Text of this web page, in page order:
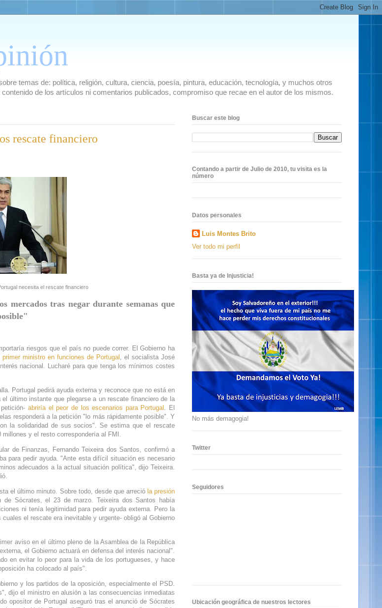
temas de: política, religión, cultura, ciencia, poesía, pintura, educación, tecnología, y muchos otros
de los artículos ni comentarios publicados, compromiso que recae en el autor de los mismos.
rescate financiero
necesita el rescate financiero
mercados tras negar durante semanas que
riesgos que el país no puede correr. El Gobierno ha
primer ministro en funciones de Portugal , el socialista José
nacional. Lucharé para que tenga los mínimos costes
Portugal pedirá ayuda externa y reconoce que no está en
último instante que plegarse a un rescate financiero de la
abriría el peor de los escenarios para Portugal . El
responderá a la petición "lo más rápidamente posible". Y
la solidaridad de sus socios". Se estima que el rescate
y el resto correspondería al FMI.
de Finanzas, Fernando Teixeira dos Santos, confirmó a
para pedir ayuda. "Ante esta difícil situación es necesario
adecuados a la actual situación política", dijo Teixeira.
el último minuto. Sobre todo, desde que arreció la presión
Sócrates, el 23 de marzo. Teixeira dos Santos había
ni tenía legitimidad para pedir ayuda externa. Pero la
el rescate era inevitable y urgente- obligó al Gobierno
aviso en el último pleno de la Asamblea de la República
el Gobierno actuará en defensa del interés nacional".
en evitar lo peor para la vida de los portugueses, y hace
ha colocado al país".
y los partidos de la oposición, especialmente el PSD.
dijo el ministro en alusión a las consecuencias inmediatas
opositor de Portugal aseguró tras el anunció de Sócrates
Buscar este blog
Contando a partir de Julio de 2010, tu visita es la
número
Datos personales
Luis Montes Brito
Ver todo mi perfil
Basta ya de Injusticia!
No más demagogia!
Twitter
Seguidores
Ubicación geográfica de nuestros lectores